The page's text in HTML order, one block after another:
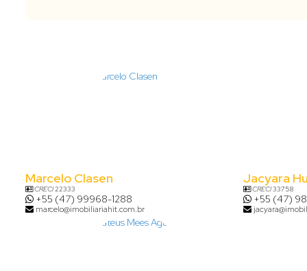
Marcelo Clasen
CRECI22333
+55 (47) 99968-1288
marcelo@imobiliariahit.com.br
Jacyara
CRECI33758
+55 (47)